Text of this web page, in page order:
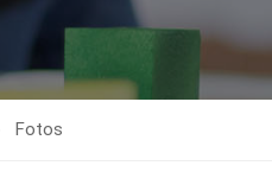
Fotos